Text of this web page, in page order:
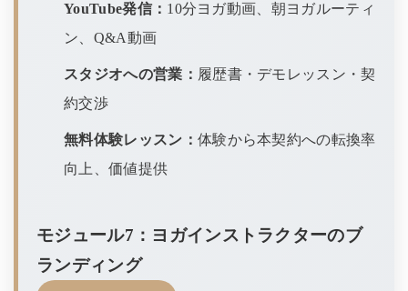
YouTube発信： 10分ヨガ動画、朝ヨガルーティ
ン、Q&A動画
スタジオへの営業： 履歴書・デモレッスン・契
約交渉
無料体験レッスン： 体験から本契約への転換率
向上、価値提供
モジュール7：ヨガインストラクターのブ
ランディング